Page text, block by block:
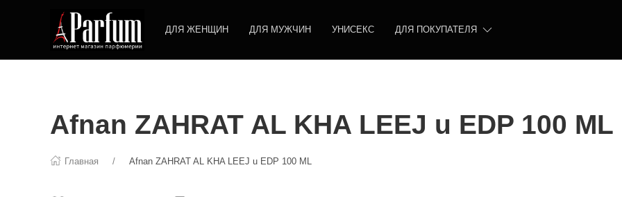
ДЛЯ ЖЕНЩИН ДЛЯ МУЖЧИН УНИСЕКС ДЛЯ ПОКУПАТЕЛЯ
Afnan ZAHRAT AL KHA LEEJ u EDP 100 ML
Главная Afnan ZAHRAT AL KHA LEEJ u EDP 100 ML